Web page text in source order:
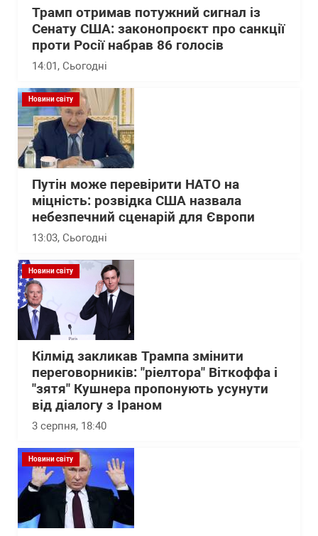
Трамп отримав потужний сигнал із
Сенату США: законопроєкт про санкції
проти Росії набрав 86 голосів
14:01, Сьогодні
Новини світу
Путін може перевірити НАТО на
міцність: розвідка США назвала
небезпечний сценарій для Європи
13:03, Сьогодні
Новини світу
Кілмід закликав Трампа змінити
переговорників: "ріелтора" Віткоффа і
"зятя" Кушнера пропонують усунути
від діалогу з Іраном
3 серпня, 18:40
Новини світу